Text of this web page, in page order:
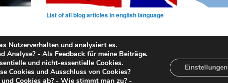
List of all blog articles in english language
Datenschutz Stolz präsentiert von WordPress
Nutzerverhalten und analysiert es.
Analyse? - Als Feedback für meine Beiträge.
und nicht-essentielle Cookies.
Cookies und Ausschluss von Cookies?
Cookies ab? - Wie stimmt man zu? -
Einstellungen